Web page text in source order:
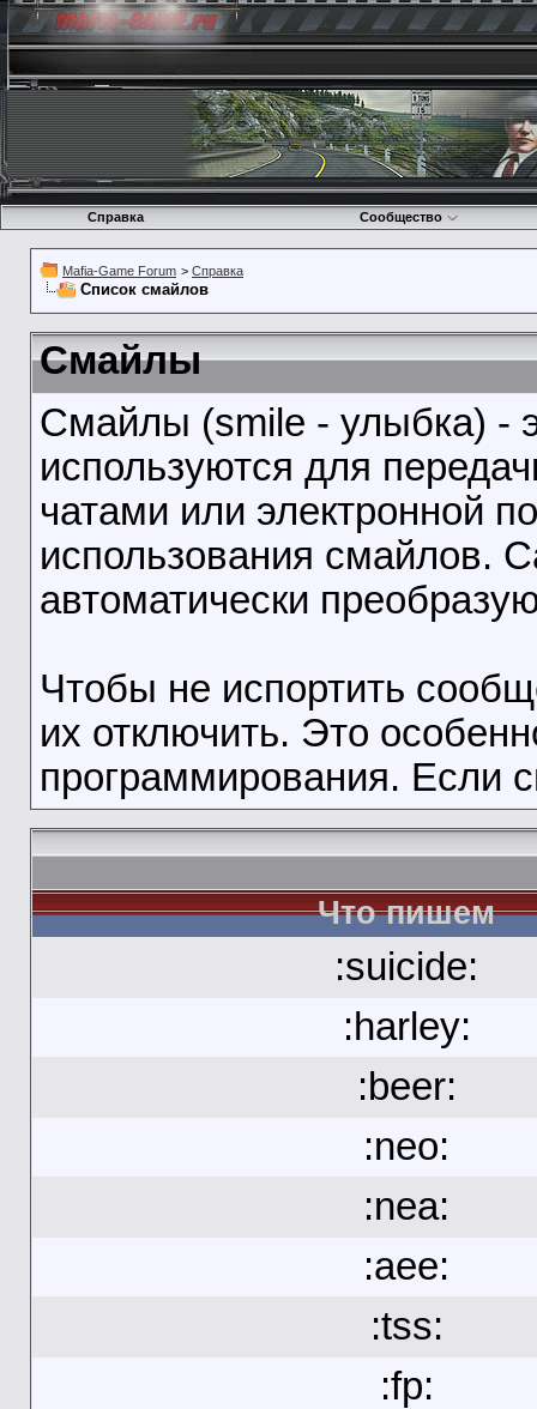
Справка Сообщество
Mafia-Game Forum > Справка
Список смайлов
Смайлы
Смайлы (smile - улыбка) -
используются для
чатами или электронной
использования смайлов.
автоматически
Чтобы не испортить
их отключить. Это
программирования. Если
Что пишем
:suicide:
:harley:
:beer:
:neo:
:nea:
:aee:
:tss:
:fp: